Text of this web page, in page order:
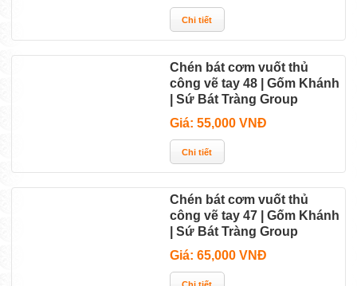
Chén bát cơm vuốt thủ
công vẽ tay 48 | Gốm Khánh
| Sứ Bát Tràng Group
Giá: 55,000 VNĐ
Chén bát cơm vuốt thủ
công vẽ tay 47 | Gốm Khánh
| Sứ Bát Tràng Group
Giá: 65,000 VNĐ